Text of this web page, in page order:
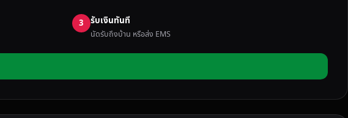
3 รับเงินทันที
นัดรับถึงบ้าน หรือส่ง EMS